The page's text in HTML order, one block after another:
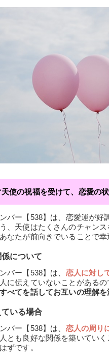
天使の祝福を受けて、恋愛の
バー【538】は、恋愛運が
、天使はたくさんのチャン
なたが前向きでいることで幸
について
バー【538】は、 恋人に対し
に伝えていないことがある
すべてを話してお互いの理解を
いる場合
バー【538】は、 恋人の周り
とも良好な関係を築いてい
ずです。